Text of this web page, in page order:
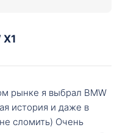
X1
рынке я выбрал BMW
история и даже в
сломить) Очень